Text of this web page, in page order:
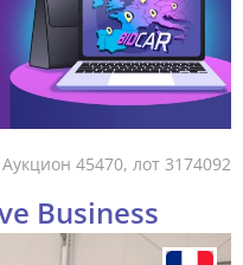
Аукцион 45470, лот 3174092
Business